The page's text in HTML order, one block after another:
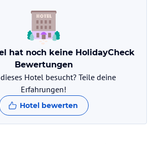
hat noch keine HolidayCheck
Bewertungen
Hotel besucht? Teile deine
Erfahrungen!
Hotel bewerten